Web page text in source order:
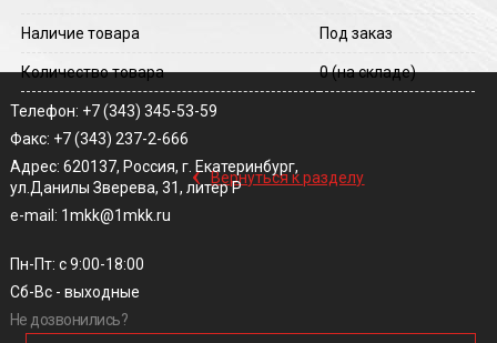
Наличие товара Под заказ
Количество товара 0(на складе)
‹ Вернуться к разделу
Телефон: +7 (343) 345-53-59
Факс: +7 (343) 237-2-666
Адрес: 620137, Россия, г. Екатеринбург,
ул.Данилы Зверева, 31, литер Р
e-mail: 1mkk@1mkk.ru
Пн-Пт: с 9:00-18:00
Сб-Вс - выходные
Не дозвонились?